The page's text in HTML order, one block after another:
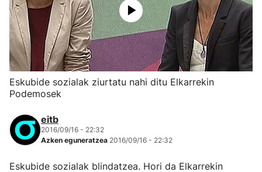
Eskubide sozialak ziurtatu nahi ditu Elkarrekin
Podemosek
eitb
2016/09/16 - 22:32
Azken eguneratzea 2016/09/16 - 22:32
Eskubide sozialak blindatzea. Hori da Elkarrekin